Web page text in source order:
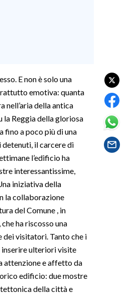
E non è solo una
emotiva: quanta
nell’aria della antica
la Reggia della gloriosa
fino a poco più di una
detenuti, il carcere di
l’edificio ha
interessantissime,
iniziativa della
la collaborazione
del Comune , in
ha riscosso una
dei visitatori. Tanto che i
ulteriori visite
attenzione e affetto da
edificio: due mostre
della città e